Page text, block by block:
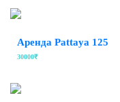
Аренда Pattaya 125
30000₹